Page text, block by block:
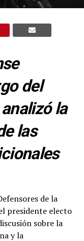
del
la
las
de la
presidente electo
sobre la
y la